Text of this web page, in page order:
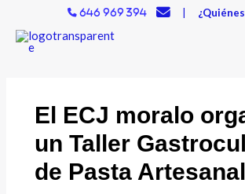
contenido
646 969 394 |
El ECJ moralo
un Taller
de Pasta Artesanal